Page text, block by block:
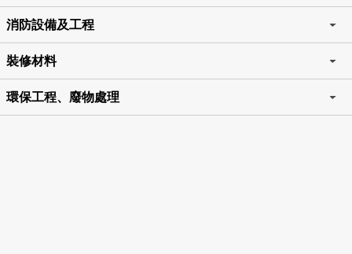
消防設備及工程
裝修材料
環保工程、廢物處理